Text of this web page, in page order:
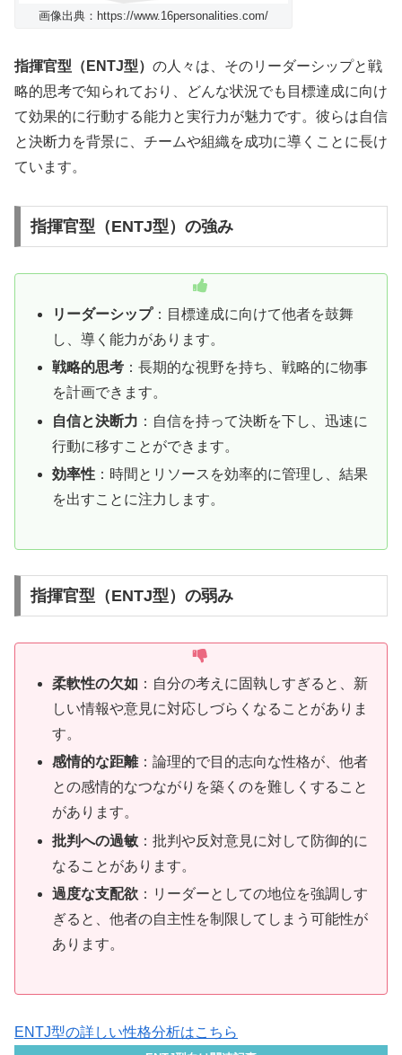
画像出典：https://www.16personalities.com/
指揮官型（ENTJ型） の人々は、そのリーダーシップと戦
略的思考で知られており、どんな状況でも目標達成に向け
て効果的に行動する能力と実行力が魅力です。彼らは自信
と決断力を背景に、チームや組織を成功に導くことに長け
ています。
指揮官型（ENTJ型）の強み
リーダーシップ：目標達成に向けて他者を鼓舞
し、導く能力があります。
戦略的思考 ：長期的な視野を持ち、戦略的に物事
を計画できます。
自信と決断力 ：自信を持って決断を下し、迅速に
行動に移すことができます。
効率性 ：時間とリソースを効率的に管理し、結果
を出すことに注力します。
指揮官型（ENTJ型）の弱み
柔軟性の欠如 ：自分の考えに固執しすぎると、新
しい情報や意見に対応しづらくなることがありま
す。
感情的な距離：論理的で目的志向な性格が、他者
との感情的なつながりを築くのを難しくすること
があります。
批判への過敏 ：批判や反対意見に対して防御的に
なることがあります。
過度な支配欲 ：リーダーとしての地位を強調しす
ぎると、他者の自主性を制限してしまう可能性が
あります。
ENTJ型の詳しい性格分析はこちら